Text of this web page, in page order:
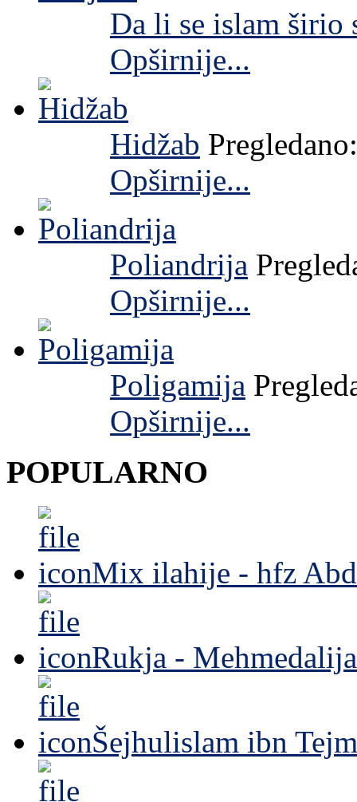
Da li se islam širio
Opširnije...
Hidžab
Opširnije...
Poliandrija
Opširnije...
Poligamija
Opširnije...
POPULARNO
Mix ilahije - hfz
Rukja -
Šejhulislam ibn